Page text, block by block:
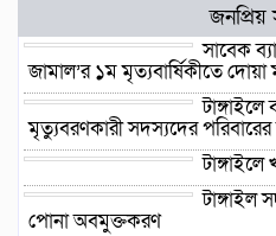
জনপ্রিয়
সাবেক
জামাল’র ১ম মৃত্যবার্ষিকীতে দোয়া
মৃত্যুবরণকারী সদস্যদের
টাঙ্গাইল
পোনা অবমুক্তকরণ